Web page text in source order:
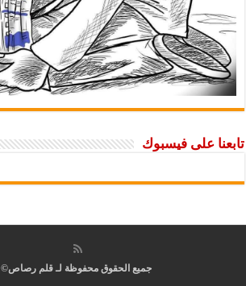
تابعنا على فيسبوك
جميع الحقوق محفوظة لـ قلم رصاص© 2026